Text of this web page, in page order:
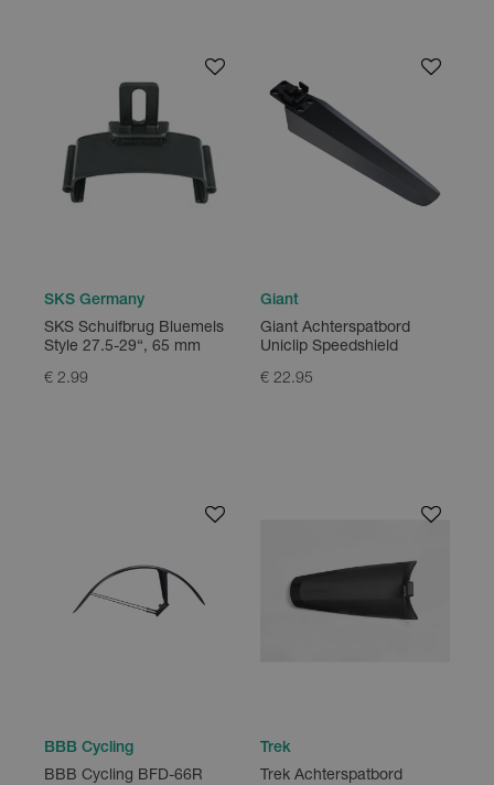
SKS Germany
SKS Schuifbrug Bluemels
Style 27.5-29“, 65 mm
€ 2.99
Giant
Giant Achterspatbord
Uniclip Speedshield
€ 22.95
BBB Cycling
BBB Cycling BFD-66R
Trek
Trek Achterspatbord